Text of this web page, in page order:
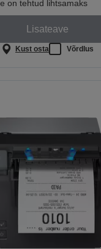
on tehtud lihtsamaks
Lisateave
Kust osta Võrdlus